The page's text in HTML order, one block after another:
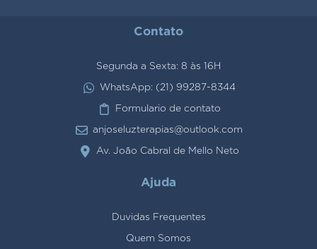
Contato
Segunda a Sexta: 8 às 16H
WhatsApp: (21) 99287-8344
Formulario de contato
anjoseluzterapias@outlook.com
Av. João Cabral de Mello Neto
Ajuda
Duvidas Frequentes
Quem Somos